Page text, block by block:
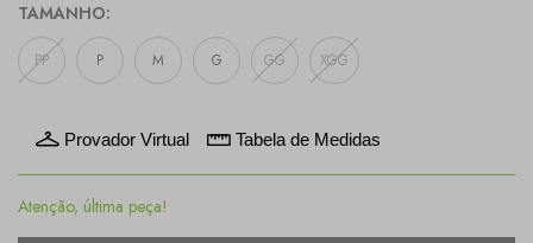
TAMANHO:
PP P M G GG XGG
Provador Virtual Tabela de Medidas
Atenção, última peça!